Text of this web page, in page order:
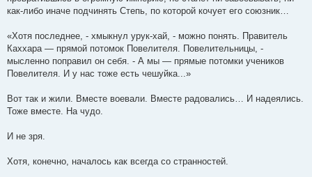
как-либо иначе подчинять Степь, по которой кочует его союзник…
«Хотя последнее, - хмыкнул урук-хай, - можно понять. Правитель
Каххара — прямой потомок Повелителя. Повелительницы, -
мысленно поправил он себя. - А мы — прямые потомки учеников
Повелителя. И у нас тоже есть чешуйка...»
Вот так и жили. Вместе воевали. Вместе радовались… И надеялись.
Тоже вместе. На чудо.
И не зря.
Хотя, конечно, началось как всегда со странностей.